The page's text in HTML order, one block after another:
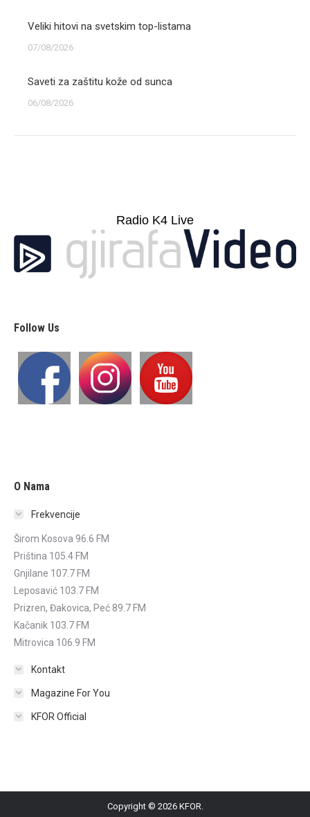
Veliki hitovi na svetskim top-listama
07/08/2026
Saveti za zaštitu kože od sunca
06/08/2026
Radio K4 Live
Follow Us
O Nama
Frekvencije
Širom Kosova 96.6 FM
Priština 105.4 FM
Gnjilane 107.7 FM
Leposavić 103.7 FM
Prizren, Đakovica, Peć 89.7 FM
Kačanik 103.7 FM
Mitrovica 106.9 FM
Kontakt
Magazine For You
KFOR Official
Copyright © 2026 KFOR.